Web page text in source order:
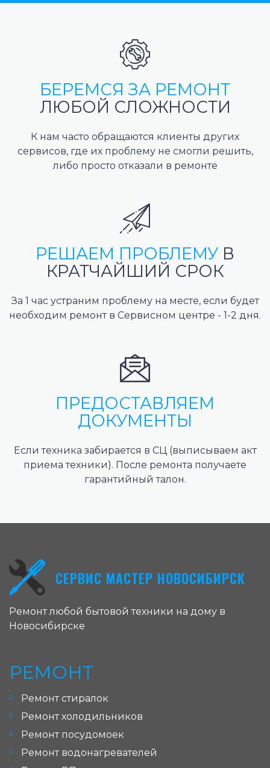
БЕРЕМСЯ ЗА РЕМОНТ
ЛЮБОЙ СЛОЖНОСТИ
К нам часто обращаются клиенты других
сервисов, где их проблему не смогли решить,
либо просто отказали в ремонте
РЕШАЕМ ПРОБЛЕМУ В
КРАТЧАЙШИЙ СРОК
За 1 час устраним проблему на месте, если будет
необходим ремонт в Сервисном центре - 1-2 дня.
ПРЕДОСТАВЛЯЕМ
ДОКУМЕНТЫ
Если техника забирается в СЦ (выписываем акт
приема техники). После ремонта получаете
гарантийный талон.
СЕРВИС МАСТЕР НОВОСИБИРСК
Ремонт любой бытовой техники на дому в
Новосибирске
РЕМОНТ
Ремонт стиралок
Ремонт холодильников
Ремонт посудомоек
Ремонт водонагревателей